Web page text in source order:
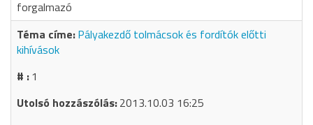
forgalmazó
Pályakezdő tolmácsok és fordítók előtti
kihívások
1
2013.10.03 16:25